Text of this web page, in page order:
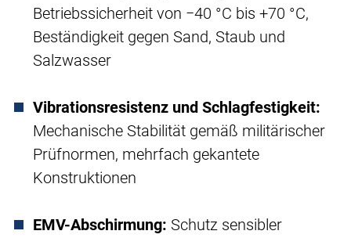
Betriebssicherheit von −40 °C bis +70 °C,
Beständigkeit gegen Sand, Staub und
Salzwasser
Vibrationsresistenz und Schlagfestigkeit:
Mechanische Stabilität gemäß militärischer
Prüfnormen, mehrfach gekantete
Konstruktionen
EMV-Abschirmung: Schutz sensibler